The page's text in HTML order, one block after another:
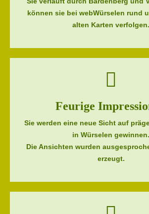
können sie bei webWürselen rund
alten Karten verfolgen.
Feurige
Sie werden eine neue Sicht auf
in Würselen gewinnen.
Die Ansichten wurden
erzeugt.